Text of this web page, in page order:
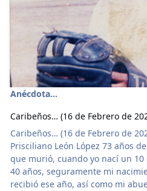
Anécdota...
Caribeños… (16 de Febrero de
Caribeños… (16 de Febrero de 2022)… Hoy
Prisciliano León López 73 años
que murió, cuando yo nací un
40 años, seguramente mi
recibió ese año, así como mi